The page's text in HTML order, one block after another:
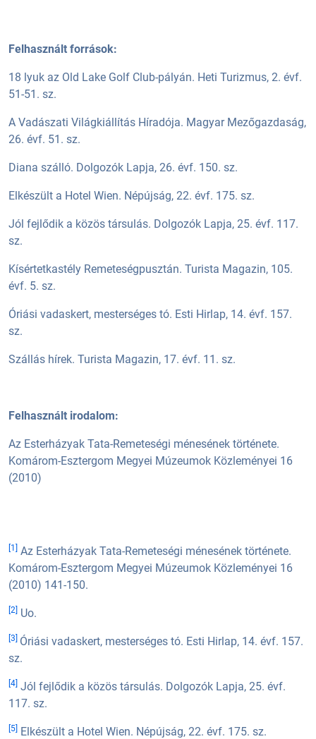
Felhasznált források:
18 lyuk az Old Lake Golf Club-pályán. Heti Turizmus, 2. évf.
51-51. sz.
A Vadászati Világkiállítás Híradója. Magyar Mezőgazdaság,
26. évf. 51. sz.
Diana szálló. Dolgozók Lapja, 26. évf. 150. sz.
Elkészült a Hotel Wien. Népújság, 22. évf. 175. sz.
Jól fejlődik a közös társulás. Dolgozók Lapja, 25. évf. 117.
sz.
Kísértetkastély Remeteségpusztán. Turista Magazin, 105.
évf. 5. sz.
Óriási vadaskert, mesterséges tó. Esti Hirlap, 14. évf. 157.
sz.
Szállás hírek. Turista Magazin, 17. évf. 11. sz.
Felhasznált irodalom:
Az Esterházyak Tata-Remeteségi ménesének története.
Komárom-Esztergom Megyei Múzeumok Közleményei 16
(2010)
[1] Az Esterházyak Tata-Remeteségi ménesének története.
Komárom-Esztergom Megyei Múzeumok Közleményei 16
(2010) 141-150.
[2] Uo.
[3] Óriási vadaskert, mesterséges tó. Esti Hirlap, 14. évf. 157.
sz.
[4] Jól fejlődik a közös társulás. Dolgozók Lapja, 25. évf.
117. sz.
[5] Elkészült a Hotel Wien. Népújság, 22. évf. 175. sz.